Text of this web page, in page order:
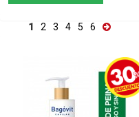
1 2 3 4 5 6